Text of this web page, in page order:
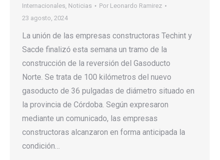
Internacionales, Noticias Por Leonardo Ramirez
23 agosto, 2024
La unión de las empresas constructoras Techint y
Sacde finalizó esta semana un tramo de la
construcción de la reversión del Gasoducto
Norte. Se trata de 100 kilómetros del nuevo
gasoducto de 36 pulgadas de diámetro situado en
la provincia de Córdoba. Según expresaron
mediante un comunicado, las empresas
constructoras alcanzaron en forma anticipada la
condición…